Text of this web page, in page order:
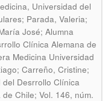
Universidad del
Parada, Valeria;
José; Alumna
Clínica Alemana de
Medicina Universidad
Carreño, Cristine;
Desrrollo Clínica
Chile; Vol. 146, núm.